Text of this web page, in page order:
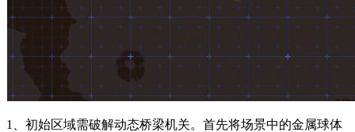
1、初始区域需破解动态桥梁机关。首先将场景中的金属球体